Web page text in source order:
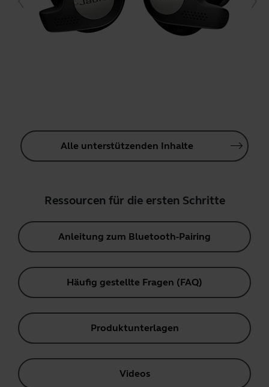
Alle unterstützenden Inhalte
Ressourcen für die ersten Schritte
Anleitung zum Bluetooth-Pairing
Häufig gestellte Fragen (FAQ)
Produktunterlagen
Videos